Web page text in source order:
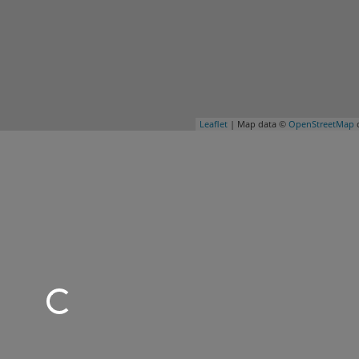
Leaflet | Map data © OpenStreetMap
…